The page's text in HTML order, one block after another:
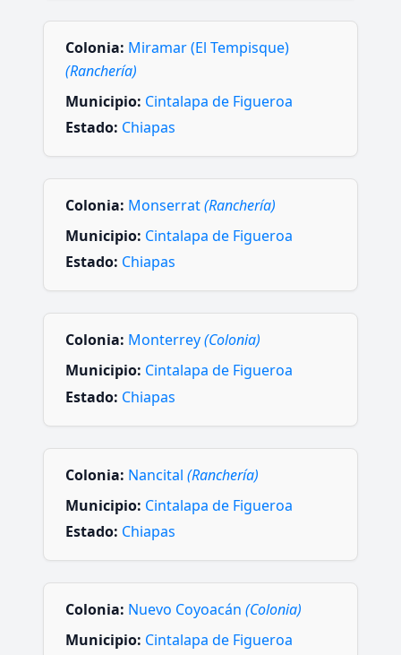
Colonia: Miramar (El Tempisque)
(Ranchería)
Municipio: Cintalapa de Figueroa
Estado: Chiapas
Colonia: Monserrat(Ranchería)
Municipio: Cintalapa de Figueroa
Estado: Chiapas
Colonia: Monterrey(Colonia)
Municipio: Cintalapa de Figueroa
Estado: Chiapas
Colonia: Nancital (Ranchería)
Municipio: Cintalapa de Figueroa
Estado: Chiapas
Colonia: Nuevo Coyoacán (Colonia)
Municipio: Cintalapa de Figueroa